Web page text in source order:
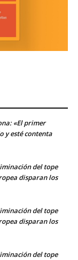
«El primer
y esté contenta
del tope
disparan los
del tope
disparan los
del tope